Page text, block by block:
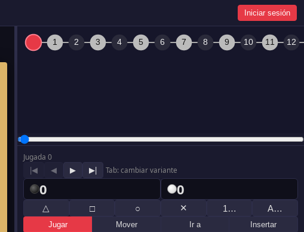
Iniciar sesión
Jugada 0
|◀ ◀ ▶ ▶| Tab: cambiar variante
0 0
△ □ ○ ✕ 1… A…
Jugar Mover Ir a Insertar